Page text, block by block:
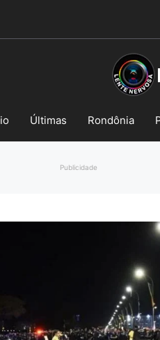
Últimas Rondônia
Publicidade